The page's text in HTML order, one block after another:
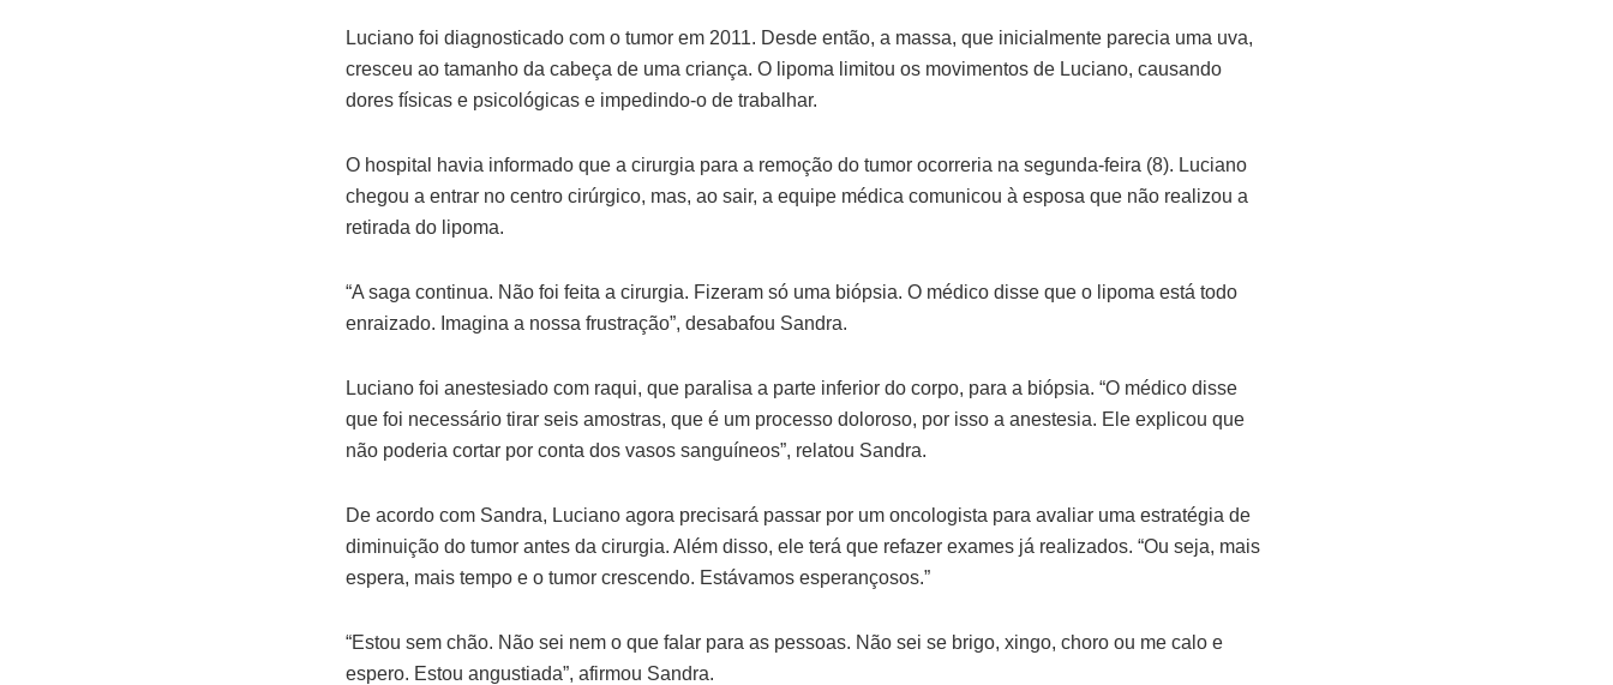
Luciano foi diagnosticado com o tumor em 2011. Desde então, a massa, que inicialmente parecia uma uva,
cresceu ao tamanho da cabeça de uma criança. O lipoma limitou os movimentos de Luciano, causando
dores físicas e psicológicas e impedindo-o de trabalhar.
O hospital havia informado que a cirurgia para a remoção do tumor ocorreria na segunda-feira (8). Luciano
chegou a entrar no centro cirúrgico, mas, ao sair, a equipe médica comunicou à esposa que não realizou a
retirada do lipoma.
“A saga continua. Não foi feita a cirurgia. Fizeram só uma biópsia. O médico disse que o lipoma está todo
enraizado. Imagina a nossa frustração”, desabafou Sandra.
Luciano foi anestesiado com raqui, que paralisa a parte inferior do corpo, para a biópsia. “O médico disse
que foi necessário tirar seis amostras, que é um processo doloroso, por isso a anestesia. Ele explicou que
não poderia cortar por conta dos vasos sanguíneos”, relatou Sandra.
De acordo com Sandra, Luciano agora precisará passar por um oncologista para avaliar uma estratégia de
diminuição do tumor antes da cirurgia. Além disso, ele terá que refazer exames já realizados. “Ou seja, mais
espera, mais tempo e o tumor crescendo. Estávamos esperançosos.”
“Estou sem chão. Não sei nem o que falar para as pessoas. Não sei se brigo, xingo, choro ou me calo e
espero. Estou angustiada”, afirmou Sandra.